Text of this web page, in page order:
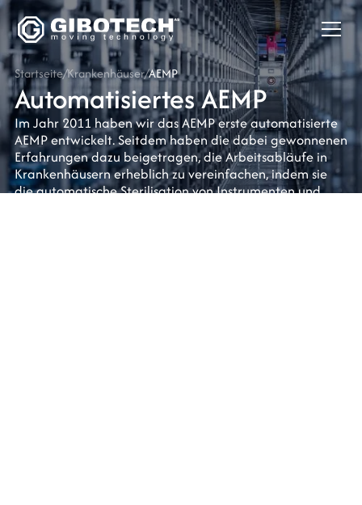
Startseite/Krankenhäuser/AEMP
Automatisiertes AEMP
Im Jahr 2011 haben wir das AEMP erste automatisierte
AEMP entwickelt. Seitdem haben die dabei gewonnenen
Erfahrungen dazu beigetragen, die Arbeitsabläufe in
Krankenhäusern erheblich zu vereinfachen, indem sie
die automatische Sterilisation von Instrumenten und